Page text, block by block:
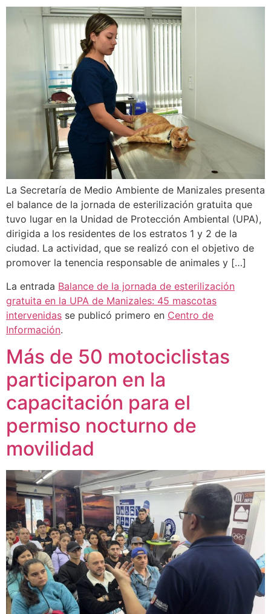
La Secretaría de Medio Ambiente de Manizales presenta
el balance de la jornada de esterilización gratuita que
tuvo lugar en la Unidad de Protección Ambiental (UPA),
dirigida a los residentes de los estratos 1 y 2 de la
ciudad. La actividad, que se realizó con el objetivo de
promover la tenencia responsable de animales y […]
La entrada Balance de la jornada de esterilización
gratuita en la UPA de Manizales: 45 mascotas
intervenidas se publicó primero en Centro de
Información.
Más de 50 motociclistas
participaron en la
capacitación para el
permiso nocturno de
movilidad